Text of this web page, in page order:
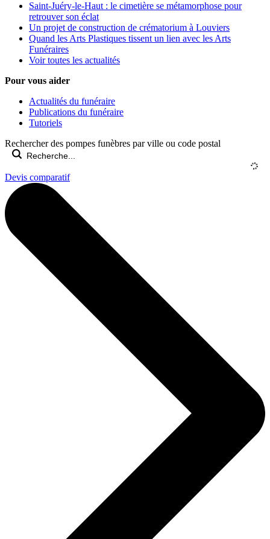
Saint-Juéry-le-Haut : le cimetière se métamorphose pour
retrouver son éclat
Un projet de construction de crématorium à Louviers
Quand les Arts Plastiques tissent un lien avec les Arts
Funéraires
Voir toutes les actualités
Pour vous aider
Actualités du funéraire
Publications du funéraire
Tutoriels
Rechercher des pompes funèbres par ville ou code postal
Devis comparatif